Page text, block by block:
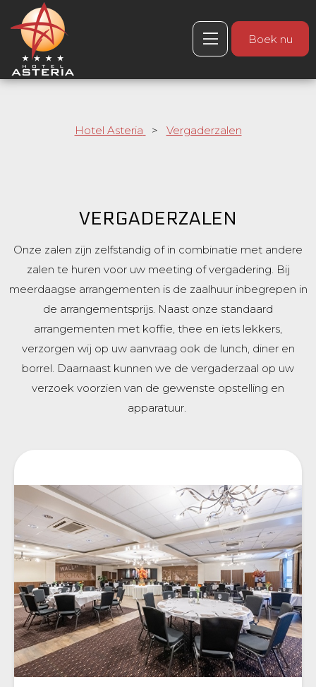
Boek nu
Hotel Asteria > Vergaderzalen
VERGADERZALEN
Onze zalen zijn zelfstandig of in combinatie met andere
zalen te huren voor uw meeting of vergadering. Bij
meerdaagse arrangementen is de zaalhuur inbegrepen in
de arrangementsprijs. Naast onze standaard
arrangementen met koffie, thee en iets lekkers,
verzorgen wij op uw aanvraag ook de lunch, diner en
borrel. Daarnaast kunnen we de vergaderzaal op uw
verzoek voorzien van de gewenste opstelling en
apparatuur.